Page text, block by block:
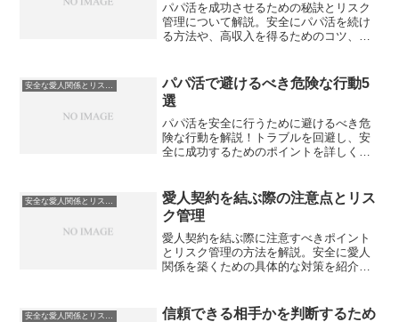
パパ活を成功させるための秘訣とリスク
管理について解説。安全にパパ活を続け
る方法や、高収入を得るためのコツ、ト
安全な愛人関係とリスク管理
パパ活で避けるべき危険な行動5
選
パパ活を安全に行うために避けるべき危
険な行動を解説！トラブルを回避し、安
全に成功するためのポイントを詳しく紹
愛人契約を結ぶ際の注意点とリス
ク管理
愛人契約を結ぶ際に注意すべきポイント
とリスク管理の方法を解説。安全に愛人
関係を築くための具体的な対策を紹介し
信頼できる相手かを判断するため